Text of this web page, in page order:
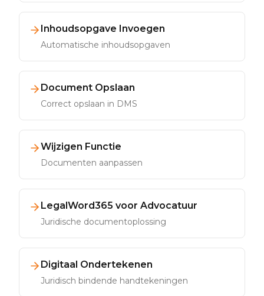
Inhoudsopgave Invoegen
Automatische inhoudsopgaven
Document Opslaan
Correct opslaan in DMS
Wijzigen Functie
Documenten aanpassen
LegalWord365 voor Advocatuur
Juridische documentoplossing
Digitaal Ondertekenen
Juridisch bindende handtekeningen